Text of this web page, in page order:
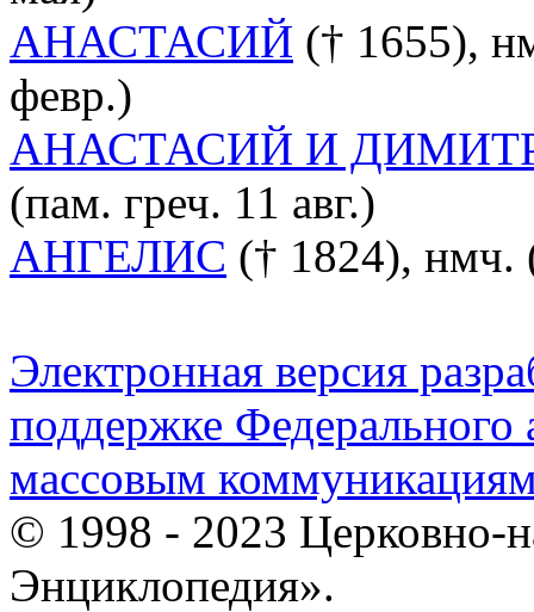
АНАСТАСИЙ († 1655),
февр.)
АНАСТАСИЙ И
(пам. греч. 11 авг.)
АНГЕЛИС († 1824), нмч.
Электронная версия
поддержке Федерального
массовым
© 1998 - 2023 Церковно-
Энциклопедия».